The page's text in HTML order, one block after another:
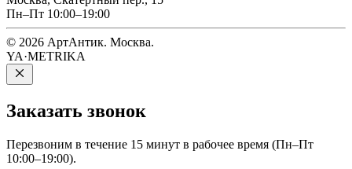
Пн–Пт 10:00–19:00
© 2026 АртАнтик. Москва.
YA·METRIKA
Заказать звонок
Перезвоним в течение 15 минут в рабочее время (Пн–Пт
10:00–19:00).